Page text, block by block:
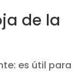
de la
es útil para